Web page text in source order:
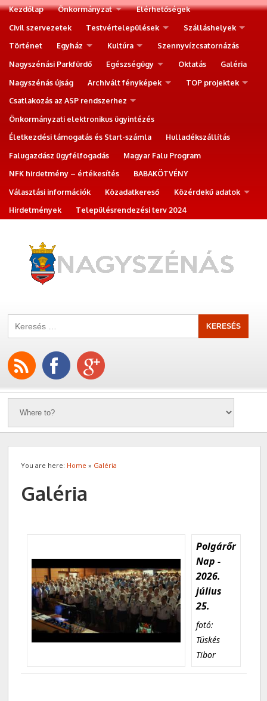
Kezdőlap Önkormányzat
Elérhetőségek
Civil szervezetek
Testvértelepülések
Szálláshelyek
Történet
Egyház Kultúra
Szennyvízcsatornázás
Nagyszénási Parkfürdő
Egészségügy Oktatás
Galéria
Nagyszénás újság
Archivált fényképek
TOP projektek
Csatlakozás az ASP rendszerhez
Önkormányzati elektronikus ügyintézés
Életkezdési támogatás és Start-számla
Hulladékszállítás
Falugazdász ügyfélfogadás
Magyar Falu Program
NFK hirdetmény – értékesítés
BABAKÖTVÉNY
Választási információk
Közadatkereső
Közérdekű adatok
Hirdetmények
Településrendezési terv 2024
You are here: Home » Galéria
Galéria
Polgárőr
Nap -
2026.
július
25.
fotó:
Tüskés
Tibor